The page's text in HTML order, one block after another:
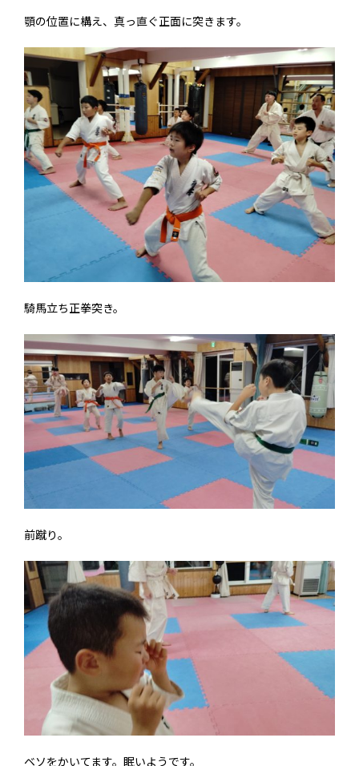
顎の位置に構え、真っ直ぐ正面に突きます。
騎馬立ち正拳突き。
前蹴り。
ベソをかいてます。眠いようです。